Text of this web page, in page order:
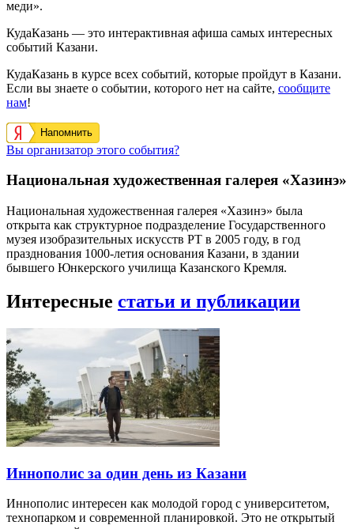
меди».
КудаКазань — это интерактивная афиша самых интересных
событий Казани.
КудаКазань в курсе всех событий, которые пройдут в Казани.
Если вы знаете о событии, которого нет на сайте, сообщите
нам!
Напомнить
Вы организатор этого события?
Национальная художественная галерея «Хазинэ»
Национальная художественная галерея «Хазинэ» была
открыта как структурное подразделение Государственного
музея изобразительных искусств РТ в 2005 году, в год
празднования 1000-летия основания Казани, в здании
бывшего Юнкерского училища Казанского Кремля.
Интересные статьи и публикации
Иннополис за один день из Казани
Иннополис интересен как молодой город с университетом,
технопарком и современной планировкой. Это не открытый